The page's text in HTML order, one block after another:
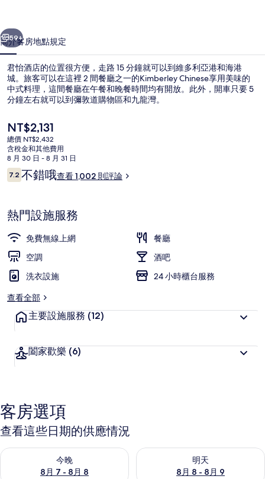
集
個 下一個
59+
簡介客房地點規定
君怡酒店的位置很方便，走路 15 分鐘就可以到維多利亞港和海港
城。旅客可以在這裡 2 間餐廳之一的Kimberley Chinese享用美味的
中式料理，這間餐廳在午餐和晚餐時間均有開放。此外，開車只要 5
分鐘左右就可以到彌敦道購物區和九龍灣。
目
前
的
價
格
是
NT$2,131
總價 NT$2,432
含稅金和其他費用
8 月 30 日 - 8 月 31 日
評
論
7.27.2 分，滿分 10 分，
不錯哦查看 1,002 則評論
熱門設施服務
免費無線上網
餐廳
空調
酒吧
洗衣設施
24 小時櫃台服務
查看全部
主要設施服務 (12)
闔家歡樂 (6)
客房選項
查看這些日期的供應情況
今晚
8月 7 - 8月 8
查看今晚 (8月 7 - 8月 8) 的供應情況
明天
8月 8 - 8月 9
查看明天 (8月 8 - 8月 9) 的供